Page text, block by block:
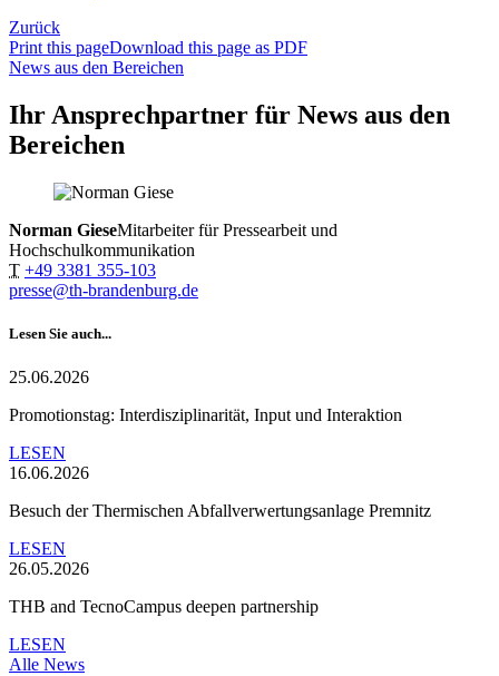
Zurück
Print this pageDownload this page as PDF
News aus den Bereichen
Ihr Ansprechpartner für News aus den
Bereichen
Norman GieseMitarbeiter für Pressearbeit und
Hochschulkommunikation
T +49 3381 355-103
presse@th-brandenburg.de
Lesen Sie auch...
25.06.2026
Promotionstag: Interdisziplinarität, Input und Interaktion
LESEN
16.06.2026
Besuch der Thermischen Abfallverwertungsanlage Premnitz
LESEN
26.05.2026
THB and TecnoCampus deepen partnership
LESEN
Alle News